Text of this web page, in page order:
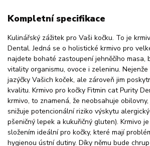
Kompletní specifikace
Kulinářský zážitek pro Vaši kočku. To je
Dental. Jedná se o holistické krmivo pro
najdete bohaté zastoupení jehněčího masa,
vitality organismu, ovoce i zeleninu.
jazýčky Vašich koček, ale zároveň jim
kvalitu. Krmivo pro kočky Fitmin cat Purity
krmivo, to znamená, že neobsahuje
snižuje potencionální riziko výskytu
pšeničný lepek a kukuřičný gluten). Krmivo
složením ideální pro kočky, které mají
hygienou ústní dutiny. Díky němu bude